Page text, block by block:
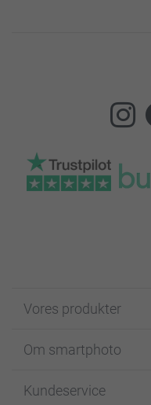
Vores produkter
Fotokort
Fotobøger
Om smartphoto
For affiliate
Kundeservice